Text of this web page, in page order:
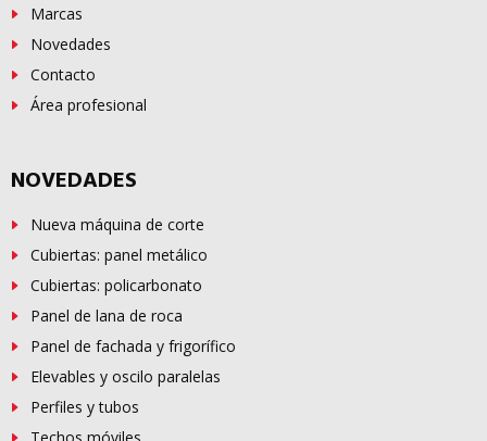
Marcas
Novedades
Contacto
Área profesional
NOVEDADES
Nueva máquina de corte
Cubiertas: panel metálico
Cubiertas: policarbonato
Panel de lana de roca
Panel de fachada y frigorífico
Elevables y oscilo paralelas
Perfiles y tubos